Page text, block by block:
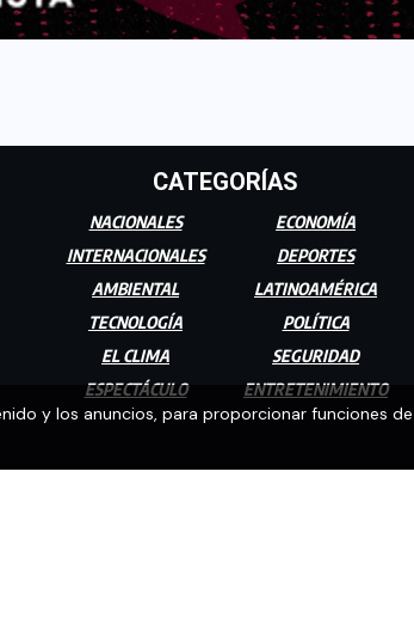
CATEGORÍAS
NACIONALES
INTERNACIONALES
AMBIENTAL
TECNOLOGÍA
EL CLIMA
ESPECTÁCULO
ECONOMÍA
DEPORTES
LATINOAMÉRICA
POLÍTICA
SEGURIDAD
ENTRETENIMIENTO
y los anuncios, para proporcionar funciones